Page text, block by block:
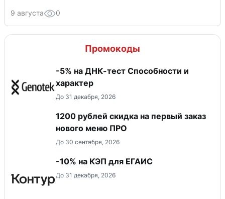
9 августа 0
Промокоды
-5% на ДНК-тест Способности и
характер
До 31 декабря, 2026
​1200 рублей скидка на первый заказ
нового меню ПРО
До 30 сентября, 2026
-10% на КЭП для ЕГАИС
До 31 декабря, 2026